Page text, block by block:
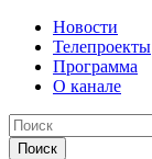
Новости
Телепроекты
Программа
О канале